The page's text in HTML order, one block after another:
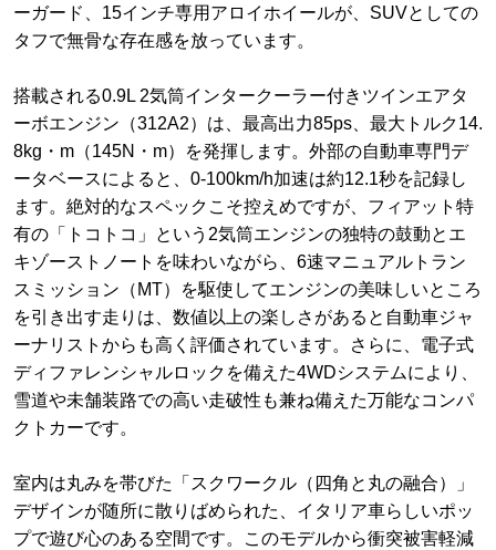
ーガード、15インチ専用アロイホイールが、SUVとしての
タフで無骨な存在感を放っています。
搭載される0.9L 2気筒インタークーラー付きツインエアタ
ーボエンジン（312A2）は、最高出力85ps、最大トルク14.
8kg・m（145N・m）を発揮します。外部の自動車専門デ
ータベースによると、0-100km/h加速は約12.1秒を記録し
ます。絶対的なスペックこそ控えめですが、フィアット特
有の「トコトコ」という2気筒エンジンの独特の鼓動とエ
キゾーストノートを味わいながら、6速マニュアルトラン
スミッション（MT）を駆使してエンジンの美味しいところ
を引き出す走りは、数値以上の楽しさがあると自動車ジャ
ーナリストからも高く評価されています。さらに、電子式
ディファレンシャルロックを備えた4WDシステムにより、
雪道や未舗装路での高い走破性も兼ね備えた万能なコンパ
クトカーです。
室内は丸みを帯びた「スクワークル（四角と丸の融合）」
デザインが随所に散りばめられた、イタリア車らしいポッ
プで遊び心のある空間です。このモデルから衝突被害軽減